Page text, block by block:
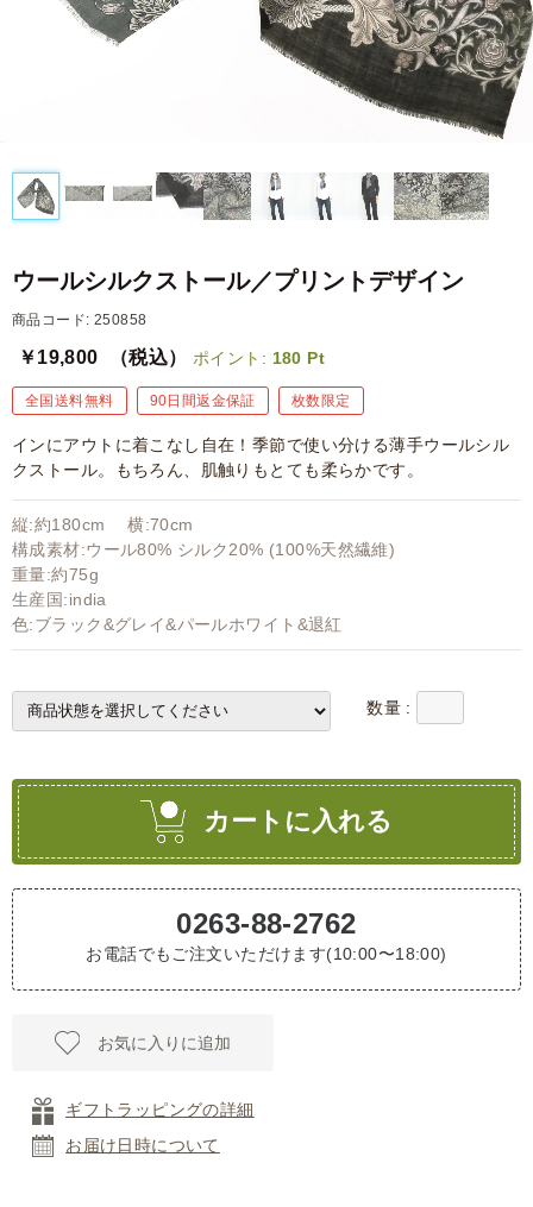
ウールシルクストール／プリントデザイン
商品コード: 250858
￥19,800 （税込） ポイント: 180 Pt
全国送料無料 90日間返金保証 枚数限定
インにアウトに着こなし自在！季節で使い分ける薄手ウールシル
クストール。もちろん、肌触りもとても柔らかです。
縦:約180cm 横:70cm
構成素材:ウール80% シルク20% (100%天然繊維)
重量:約75g
生産国:india
色:ブラック&グレイ&パールホワイト&退紅
数量 :
カートに入れる
0263-88-2762
お電話でもご注文いただけます(10:00〜18:00)
お気に入りに追加
ギフトラッピングの詳細
お届け日時について